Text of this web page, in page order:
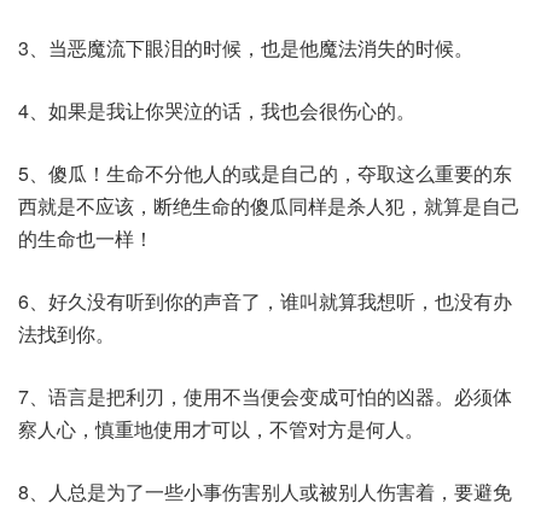
3、当恶魔流下眼泪的时候，也是他魔法消失的时候。
4、如果是我让你哭泣的话，我也会很伤心的。
5、傻瓜！生命不分他人的或是自己的，夺取这么重要的东
西就是不应该，断绝生命的傻瓜同样是杀人犯，就算是自己
的生命也一样！
6、好久没有听到你的声音了，谁叫就算我想听，也没有办
法找到你。
7、语言是把利刃，使用不当便会变成可怕的凶器。必须体
察人心，慎重地使用才可以，不管对方是何人。
8、人总是为了一些小事伤害别人或被别人伤害着，要避免